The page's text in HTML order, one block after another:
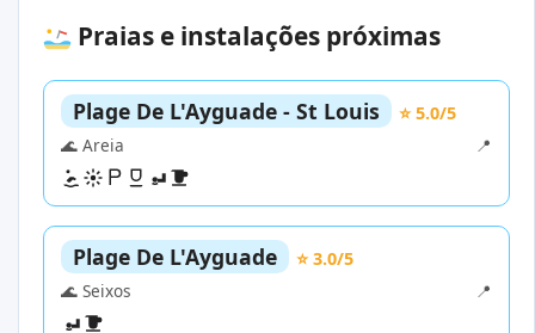
Praias e instalações próximas
Plage De L'Ayguade - St Louis
⭐ 5.0/5
🌊 Areia
📍
Plage De L'Ayguade
⭐ 3.0/5
🌊 Seixos
📍